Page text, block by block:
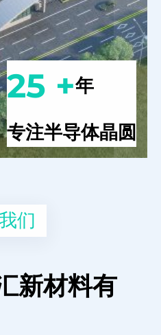
25 +年
专注半导体晶圆
们
新材料有